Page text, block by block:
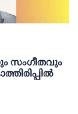
സംഗീതവും